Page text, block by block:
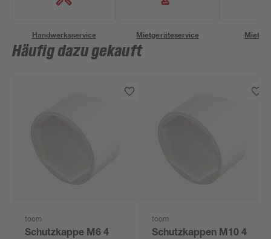
Handwerksservice Mietgeräteservice
Häufig dazu gekauft
toom
Schutzkappe M6 4
toom
Schutzkappen M10 4